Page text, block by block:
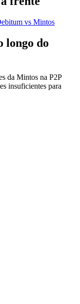
vs Mintos
longo do
da Mintos na P2P
insuficientes para